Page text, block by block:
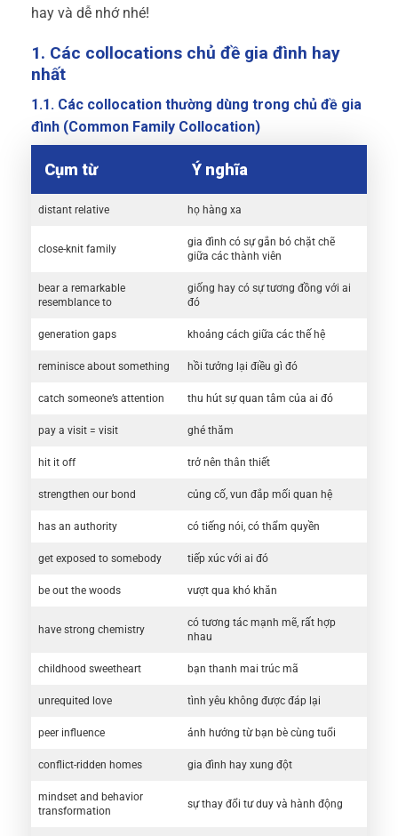
hay và dễ nhớ nhé!
1. Các collocations chủ đề gia đình hay
nhất
1.1. Các collocation thường dùng trong chủ đề gia
đình (Common Family Collocation)
Cụm từ Ý nghĩa
distant relative họ hàng xa
close-knit family
gia đình có sự gắn bó chặt chẽ
giữa các thành viên
bear a remarkable
resemblance to
giống hay có sự tương đồng với ai
đó
generation gaps khoảng cách giữa các thế hệ
reminisce about something hồi tưởng lại điều gì đó
catch someone’s attention thu hút sự quan tâm của ai đó
pay a visit = visit ghé thăm
hit it off trở nên thân thiết
strengthen our bond củng cố, vun đắp mối quan hệ
has an authority có tiếng nói, có thẩm quyền
get exposed to somebody tiếp xúc với ai đó
be out the woods vượt qua khó khăn
have strong chemistry
có tương tác mạnh mẽ, rất hợp
nhau
childhood sweetheart bạn thanh mai trúc mã
unrequited love tình yêu không được đáp lại
peer influence ảnh hưởng từ bạn bè cùng tuổi
conflict-ridden homes gia đình hay xung đột
mindset and behavior
transformation
sự thay đổi tư duy và hành động